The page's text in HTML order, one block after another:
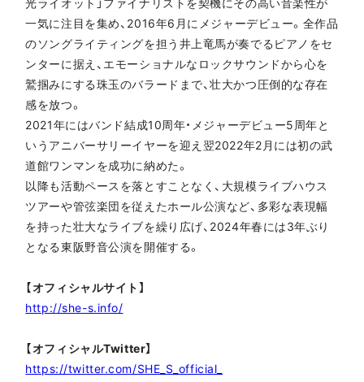
一気に注目を集め、2016年6月にメジャーデビュー。全作品
のソングライティングを担う井上竜馬が奏でるピアノをセ
ンターに据え、エモーショナルなロックサウンドから心を
鷲掴みにする珠玉のバラードまで、壮大かつ圧倒的な存在
感を放つ。
2021年にはバンド結成10周年・メジャーデビュー5周年と
いうアニバーサリーイヤーを迎え翌2022年2月には初の武
道館ワンマンを成功に納めた。
以降も活動ペースを落とすことなく、大規模ライブハウス
ツアーや管弦楽団を従えたホール公演など、多彩な表現幅
を持った壮大なライブを繰り広げ、2024年春には3年ぶり
となる東阪野音公演を開催する。
【オフィシャルサイト】
http://she-s.info/
【オフィシャルTwitter】
https://twitter.com/SHE_S_official_